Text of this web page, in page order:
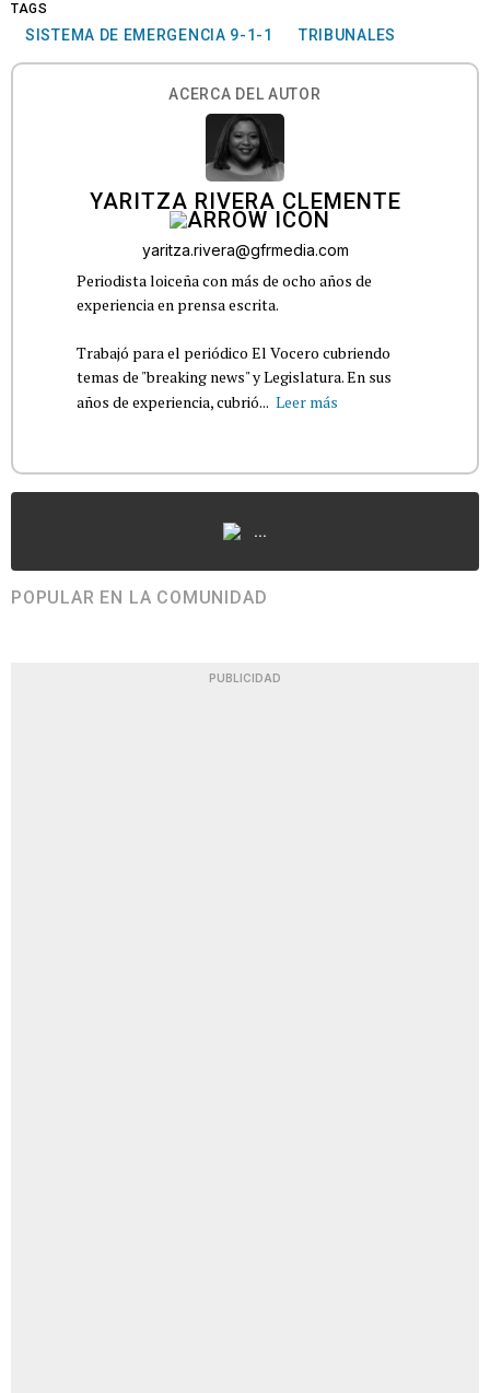
TAGS
SISTEMA DE EMERGENCIA 9-1-1 TRIBUNALES
ACERCA DEL AUTOR
YARITZA RIVERA CLEMENTE
yaritza.rivera@gfrmedia.com
Periodista loiceña con más de ocho años de
experiencia en prensa escrita.
Trabajó para el periódico El Vocero cubriendo
temas de "breaking news" y Legislatura. En sus
años de experiencia, cubrió... Leer más
...
POPULAR EN LA COMUNIDAD
PUBLICIDAD